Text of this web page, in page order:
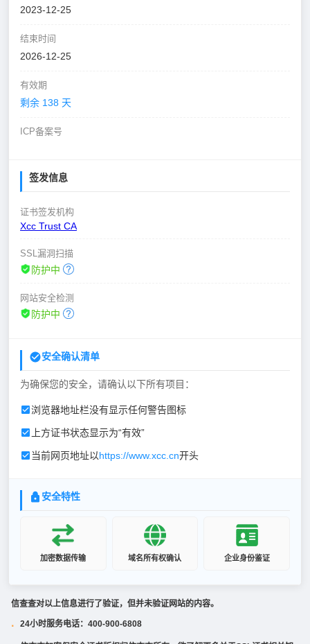
2023-12-25
结束时间
2026-12-25
有效期
剩余 138 天
ICP备案号
签发信息
证书签发机构
Xcc Trust CA
SSL漏洞扫描
防护中
网站安全检测
防护中
安全确认清单
为确保您的安全，请确认以下所有项目：
浏览器地址栏没有显示任何警告图标
上方证书状态显示为“有效”
当前网页地址以https://www.xcc.cn开头
安全特性
加密数据传输 域名所有权确认 企业身份鉴证
信查查对以上信息进行了验证，但并未验证网站的内容。
· 24小时服务电话：400-900-6808